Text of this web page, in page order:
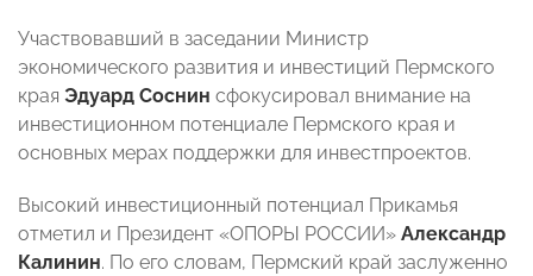
Участвовавший в заседании Министр
экономического развития и инвестиций Пермского
края Эдуард Соснин сфокусировал внимание на
инвестиционном потенциале Пермского края и
основных мерах поддержки для инвестпроектов.
Высокий инвестиционный потенциал Прикамья
отметил и Президент «ОПОРЫ РОССИИ» Александр
Калинин. По его словам, Пермский край заслуженно